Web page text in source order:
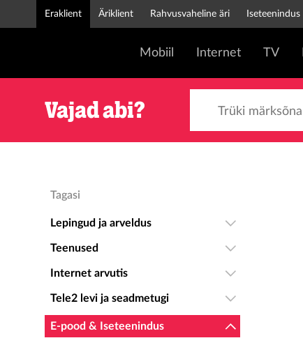
Eraklient Äriklient Rahvusvaheline äri Iseteenindus
Mobiil Internet TV
Vajad abi?
Tagasi
Lepingud ja arveldus
Teenused
Internet arvutis
Tele2 levi ja seadmetugi
E-pood & Iseteenindus